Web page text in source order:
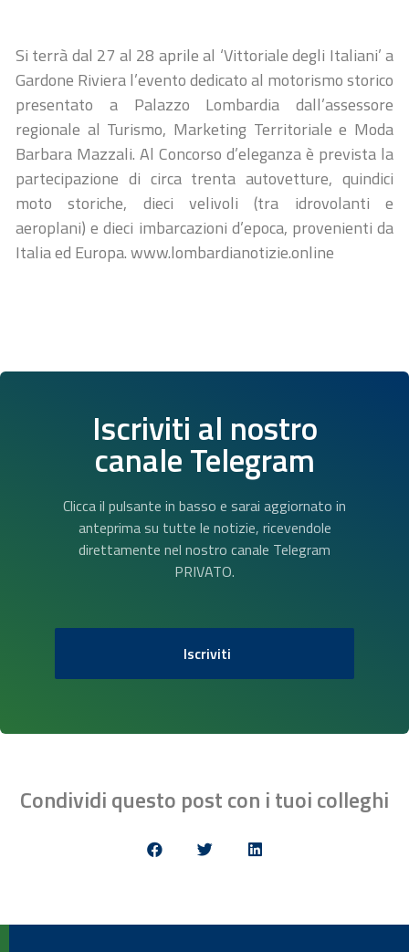
Si terrà dal 27 al 28 aprile al ‘Vittoriale degli Italiani’ a
Gardone Riviera l’evento dedicato al motorismo storico
presentato a Palazzo Lombardia dall’assessore
regionale al Turismo, Marketing Territoriale e Moda
Barbara Mazzali. Al Concorso d’eleganza è prevista la
partecipazione di circa trenta autovetture, quindici
moto storiche, dieci velivoli (tra idrovolanti e
aeroplani) e dieci imbarcazioni d’epoca, provenienti da
Italia ed Europa. www.lombardianotizie.online
Iscriviti al nostro
canale Telegram
Clicca il pulsante in basso e sarai aggiornato in
anteprima su tutte le notizie, ricevendole
direttamente nel nostro canale Telegram
PRIVATO.
Iscriviti
Condividi questo post con i tuoi colleghi